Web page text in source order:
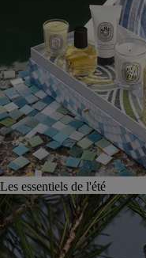
Les essentiels de l'été